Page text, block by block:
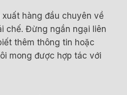
hàng đầu chuyên về
chế. Đừng ngần ngại liên
thêm thông tin hoặc
mong được hợp tác với